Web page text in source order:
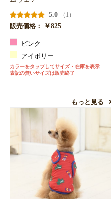
5.0
（1）
販売価格：
￥825
ピンク
アイボリー
カラーをタップしてサイズ・在庫を表示
表記の無いサイズは販売終了
もっと見る